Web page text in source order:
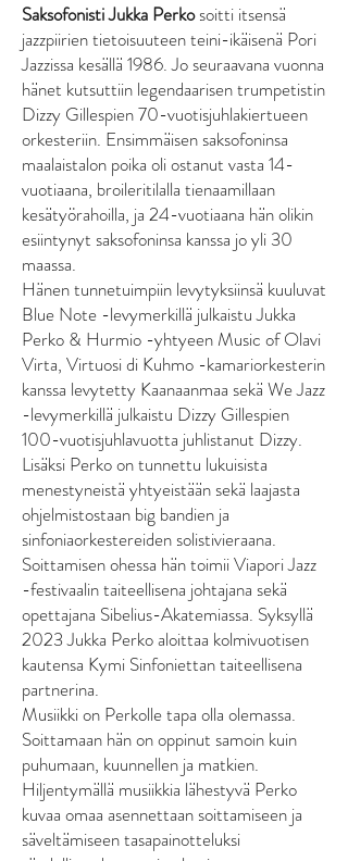
Saksofonisti Jukka Perkosoitti itsensä
jazzpiirien tietoisuuteen teini-ikäisenä Pori
Jazzissa kesällä 1986. Jo seuraavana vuonna
hänet kutsuttiin legendaarisen trumpetistin
Dizzy Gillespien 70-vuotisjuhlakiertueen
orkesteriin. Ensimmäisen saksofoninsa
maalaistalon poika oli ostanut vasta 14-
vuotiaana, broileritilalla tienaamillaan
kesätyörahoilla, ja 24-vuotiaana hän olikin
esiintynyt saksofoninsa kanssa jo yli 30
maassa.
Hänen tunnetuimpiin levytyksiinsä kuuluvat
Blue Note -levymerkillä julkaistu Jukka
Perko & Hurmio -yhtyeen Music of Olavi
Virta, Virtuosi di Kuhmo -kamariorkesterin
kanssa levytetty Kaanaanmaa sekä We Jazz
-levymerkillä julkaistu Dizzy Gillespien
100-vuotisjuhlavuotta juhlistanut Dizzy.
Lisäksi Perko on tunnettu lukuisista
menestyneistä yhtyeistään sekä laajasta
ohjelmistostaan big bandien ja
sinfoniaorkestereiden solistivieraana.
Soittamisen ohessa hän toimii Viapori Jazz
-festivaalin taiteellisena johtajana sekä
opettajana Sibelius-Akatemiassa. Syksyllä
2023 Jukka Perko aloittaa kolmivuotisen
kautensa Kymi Sinfoniettan taiteellisena
partnerina.
Musiikki on Perkolle tapa olla olemassa.
Soittamaan hän on oppinut samoin kuin
puhumaan, kuunnellen ja matkien.
Hiljentymällä musiikkia lähestyvä Perko
kuvaa omaa asennettaan soittamiseen ja
säveltämiseen tasapainotteluksi